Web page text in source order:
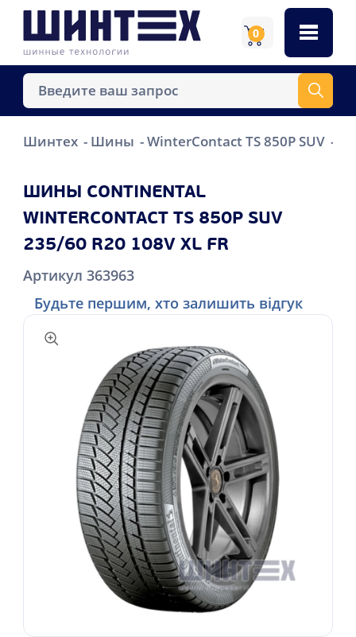
0
Шинтех Шины WinterContact TS 850P SUV
ШИНЫ CONTINENTAL
WINTERCONTACT TS 850P SUV
235/60 R20 108V XL FR
Артикул 363963
Будьте першим, хто залишить відгук